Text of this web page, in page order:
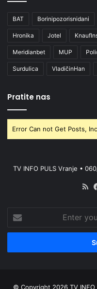
BAT Borinipozorisnidani
Hronika Jotel
Meridianbet MUP
Surdulica VladičinHan
Pratite nas
Error Can not Get Posts,
TV INFO PULS Vranje •
your
Email
© Copyright 2026 TV INFO